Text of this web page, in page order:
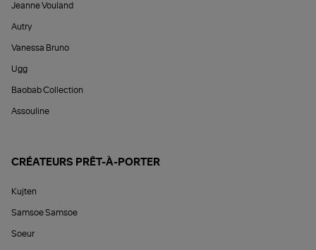
Jeanne Vouland
Autry
Vanessa Bruno
Ugg
Baobab Collection
Assouline
CRÉATEURS PRÊT-À-PORTER
Kujten
Samsoe Samsoe
Soeur